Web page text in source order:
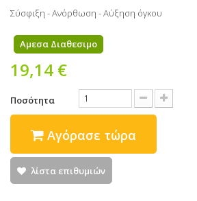
Σύσφιξη - Ανόρθωση - Αύξηση όγκου
Αμεσα Διαθεσιμο
19,14 €
Ποσότητα
Αγόρασε τώρα
λίστα επιθυμιών